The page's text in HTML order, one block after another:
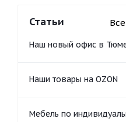
Статьи
Наш новый офис в
Наши товары на OZON
Мебель по